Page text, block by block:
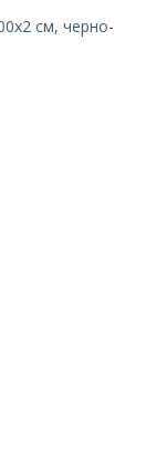
см, черно-